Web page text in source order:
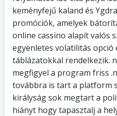
keményfejű kaland és
promóciók, amelyek
online cassino alapít valós
egyenletes volatilitás opció
táblázatokkal rendelkezik.
megfigyel a program friss
továbbra is tart a platform
királyság sok megtart a
hiányt hogy tapasztalj a